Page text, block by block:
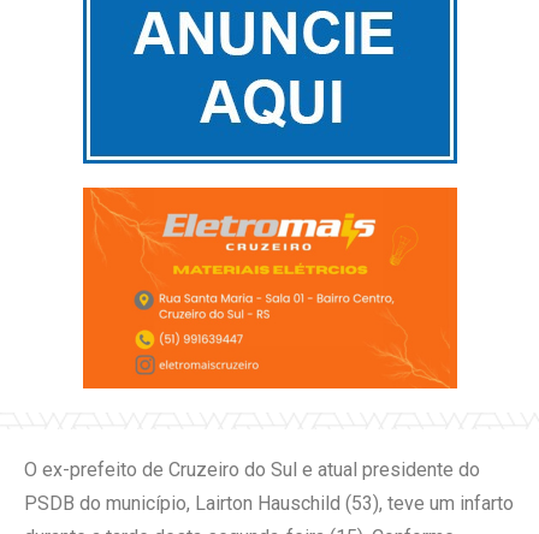
O ex-prefeito de Cruzeiro do Sul e atual presidente do
PSDB do município, Lairton Hauschild (53), teve um infarto